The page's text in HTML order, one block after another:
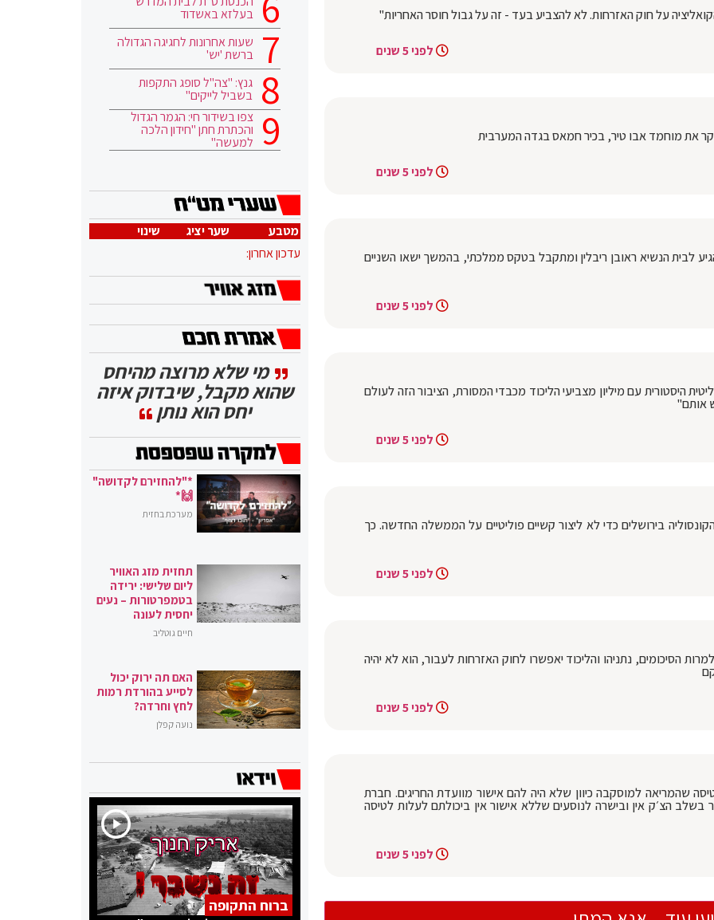
על חוק האזרחות. לא להצביע בעד - זה על גבול חוסר האחריות"
לפני 5 שנים
את מוחמד אבו טיר, בכיר חמאס בגדה המערבית
לפני 5 שנים
לבית הנשיא ראובן ריבלין ומתקבל בטקס ממלכתי, בהמשך ישאו השניים
לפני 5 שנים
"יש לנו ברית פוליטית היסטורית עם מיליון מצביעי הליכוד מכבדי המסורת, הציבור הזה לעולם
אותם"
לפני 5 שנים
בירושלים כדי לא ליצור קשיים פוליטיים על הממשלה החדשה. כך
לפני 5 שנים
הסיכומים, נתניהו והליכוד יאפשרו לחוק האזרחות לעבור, הוא לא יהיה
לפני 5 שנים
שהמריאה למוסקבה כיוון שלא היה להם אישור מוועדת החריגים. חברת
הצ׳ק אין ובישרה לנוסעים שללא אישור אין ביכולתם לעלות לטיסה
לפני 5 שנים
בעלזא באשדוד
שעות אחרונות לחגיגה הגדולה
ברשת 'יש'
גנץ: "צה"ל סופג התקפות
בשביל לייקים"
צפו בשידור חי: הגמר הגדול
והכתרת חתן "חידון הלכה
למעשה"
מטבע שער יציג
שינוי
עדכון אחרון:
מי שלא מרוצה מהיחס
שהוא מקבל, שיבדוק איזה
יחס הוא נותן
*"להחזירם לקדושה"
🙌*
מערכת בחזית
תחזית מזג האוויר
ליום שלישי: ירידה
בטמפרטורות – נעים
יחסית לעונה
חיים גוטליב
האם תה ירוק יכול
לסייע בהורדת רמות
לחץ וחרדה?
נועה קפלן
ברוח התקופה